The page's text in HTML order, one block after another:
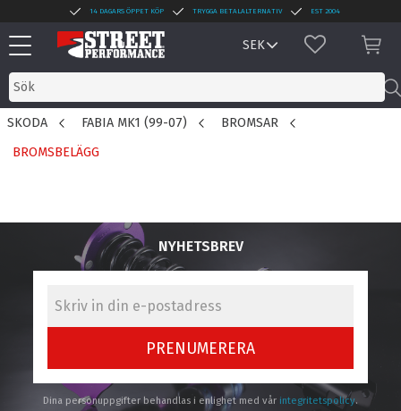
Meny
14 DAGARS ÖPPET KÖP TRYGGA BETALALTERNATIV EST 2004
FAVORITER
SKODA FABIA MK1 (99-07)
BROMSAR
BROMSBELÄGG
NYHETSBREV
PRENUMERERA
Dina personuppgifter behandlas i enlighet med vår integritetspolicy.